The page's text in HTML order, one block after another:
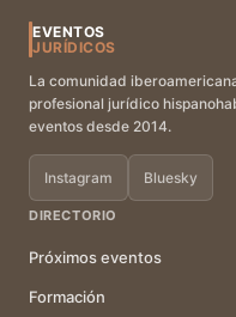
EVENTOS
JURÍDICOS
La comunidad
profesional jurídico
eventos desde 2014.
Instagram Bluesky
DIRECTORIO
Próximos eventos
Formación